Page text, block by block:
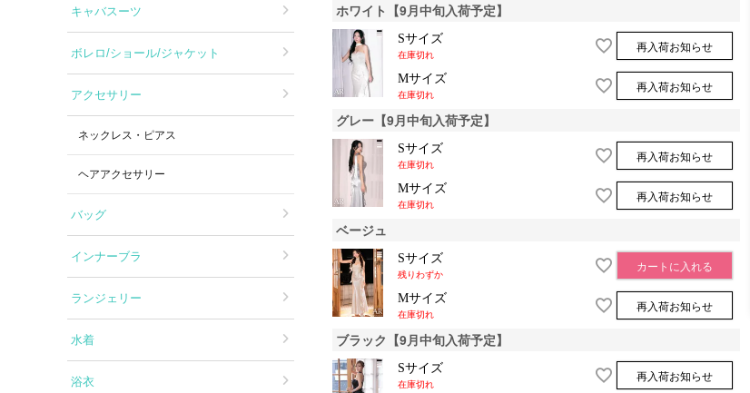
OriginalBrand
キャバスーツ
ボレロ/ショール/ジャケット
アクセサリー
ネックレス・ピアス
ヘアアクセサリー
バッグ
インナーブラ
ランジェリー
水着
浴衣
ホワイト【9月中旬入荷予定】
Sサイズ
在庫切れ
再入荷お知らせ
Mサイズ
在庫切れ
再入荷お知らせ
グレー【9月中旬入荷予定】
Sサイズ
在庫切れ
再入荷お知らせ
Mサイズ
在庫切れ
再入荷お知らせ
ベージュ
Sサイズ
残りわずか
カートに入れる
Mサイズ
在庫切れ
再入荷お知らせ
ブラック【9月中旬入荷予定】
Sサイズ
在庫切れ
再入荷お知らせ